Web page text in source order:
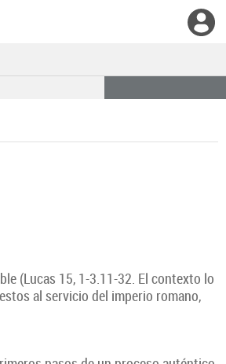
(Lucas 15, 1-3.11-32. El contexto lo
al servicio del imperio romano,